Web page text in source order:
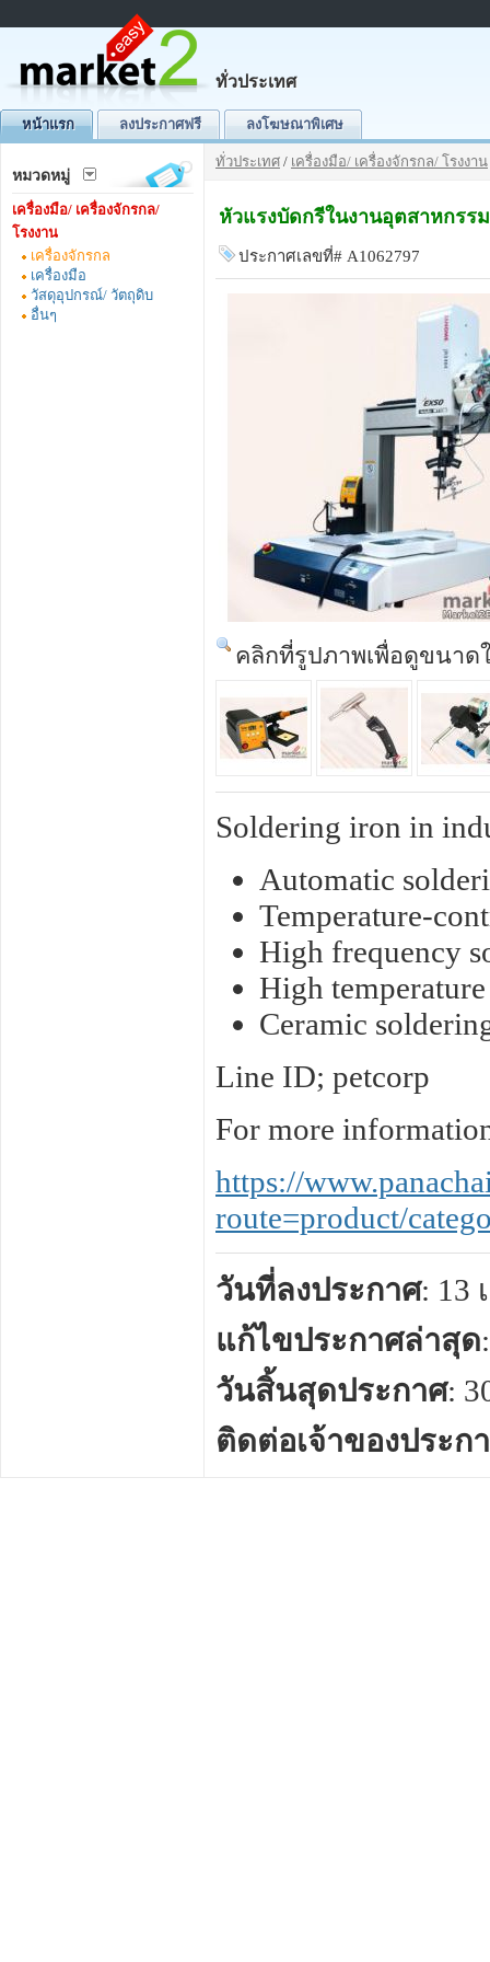
ทั่วประเทศ
หน้าแรก ลงประกาศฟรี ลงโฆษณาพิเศษ
หมวดหมู่
เครื่องมือ/ เครื่องจักรกล/
โรงงาน
เครื่องจักรกล
เครื่องมือ
วัสดุอุปกรณ์/ วัตถุดิบ
อื่นๆ
ทั่วประเทศ / เครื่องมือ/ เครื่องจักรกล/ โรงงาน
หัวแรงบัดกรีในงานอุตสาหกรร
ประกาศเลขที่# A1062797
คลิกที่รูปภาพเพื่อดูขนาด
Soldering iron in
Automatic
Temperature-
High frequency
High
Ceramic
Line ID; petcorp
For more
https://
route=product/
วันที่ลงประกาศ: 13
แก้ไขประกาศล่าสุด
วันสิ้นสุดประกาศ:
ติดต่อเจ้าของประก